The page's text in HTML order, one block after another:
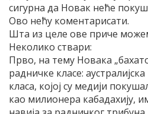
сигурна да Новак неће
Ово нећу коментарисати.
Шта из целе ове приче
Неколико ствари:
Прво, на тему Новака
радничке класе:
класа, којој су медији
као милионера кабадахију,